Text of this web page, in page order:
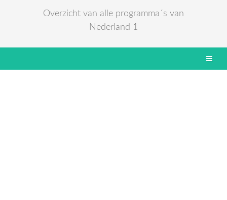
Overzicht van alle programma´s van
Nederland 1